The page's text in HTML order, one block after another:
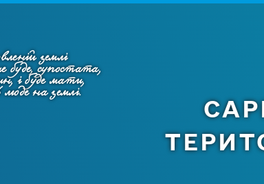
землі
буде, супостата,
і буде мати,
на землі.